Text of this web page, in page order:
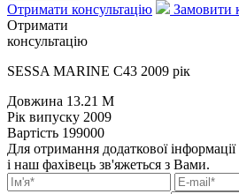
Отримати консультацію
Замовити
Отримати
консультацію
SESSA MARINE C43 2009 рік
Довжина 13.21 M
Рік випуску 2009
Вартість 199000
Для отримання додаткової інформації
і наш фахівець зв'яжеться з Вами.